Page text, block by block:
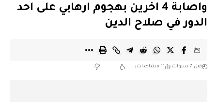
واصابة 4 اخرين بهجوم ارهابي على احد
الدور في صلاح الدين
قبل 7 سنوات 11 مشاهدات